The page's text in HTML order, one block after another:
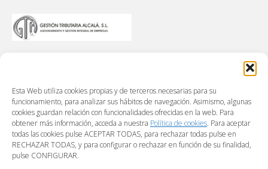
Esta Web utiliza cookies propias y de terceros necesarias para su
funcionamiento, para analizar sus hábitos de navegación. Asimismo, algunas
cookies guardan relación con funcionalidades ofrecidas en la web. Para
obtener más información, acceda a nuestra Política de cookies. Para aceptar
todas las cookies pulse ACEPTAR TODAS, para rechazar todas pulse en
RECHAZAR TODAS, y para configurar o rechazar en función de su finalidad,
pulse CONFIGURAR.